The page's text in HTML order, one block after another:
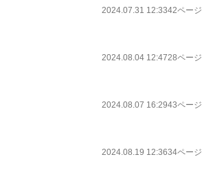
2024.07.31 12:3342ページ
2024.08.04 12:4728ページ
2024.08.07 16:2943ページ
2024.08.19 12:3634ページ